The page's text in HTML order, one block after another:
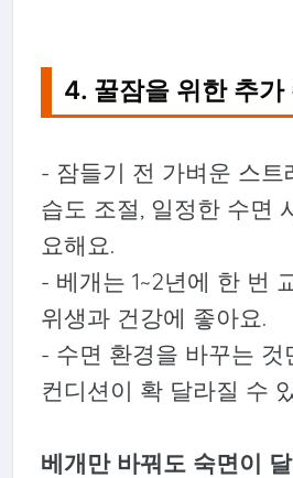
4. 꿀잠을 위한 추
- 잠들기 전 가벼운 스트
습도 조절, 일정한 수면
요해요.
- 베개는 1~2년에 한 번
위생과 건강에 좋아요.
- 수면 환경을 바꾸는 것
컨디션이 확 달라질 수
베개만 바꿔도 숙면이